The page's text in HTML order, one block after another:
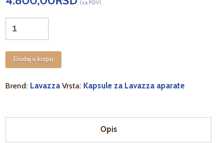
(sa PDV)
Espresso
Dolce
100
Dodaj u korpu
Brend: Lavazza Vrsta: Kapsule za Lavazza aparate
Opis